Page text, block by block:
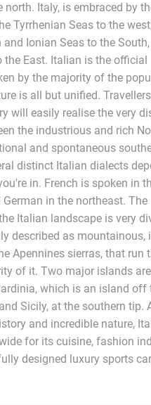
north. Italy, is embraced by
Tyrrhenian Seas to the
and Ionian Seas to the
the East. Italian is the official
by the majority of the
is all but unified.
will easily realise the very
the industrious and rich
and spontaneous
distinct Italian dialects
in. French is spoken in
in the northeast. The
Italian landscape is very
described as mountainous,
Apennines sierras, that run
of it. Two major islands
which is an island off
Sicily, at the southern tip.
and incredible nature,
for its cuisine, fashion
designed luxury sports